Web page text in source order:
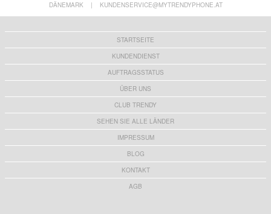
DÄNEMARK
| KUNDENSERVICE@MYTRENDYPHONE.AT
STARTSEITE
KUNDENDIENST
AUFTRAGSSTATUS
ÜBER UNS
CLUB TRENDY
SEHEN SIE ALLE LÄNDER
IMPRESSUM
BLOG
KONTAKT
AGB